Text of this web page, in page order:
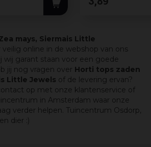
mays, Siermais Little
veilig online in de webshop van ons
wij garant staan voor een goede
jij nog vragen over Horti tops zaden
Little Jewels of de levering ervan?
op met onze klantenservice of
in Amsterdam waar onze
verder helpen. Tuincentrum Osdorp,
dier :)